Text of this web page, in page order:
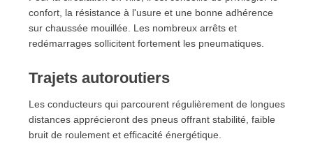
confort, la résistance à l'usure et une bonne adhérence
sur chaussée mouillée. Les nombreux arrêts et
redémarrages sollicitent fortement les pneumatiques.
Trajets autoroutiers
Les conducteurs qui parcourent régulièrement de longues
distances apprécieront des pneus offrant stabilité, faible
bruit de roulement et efficacité énergétique.